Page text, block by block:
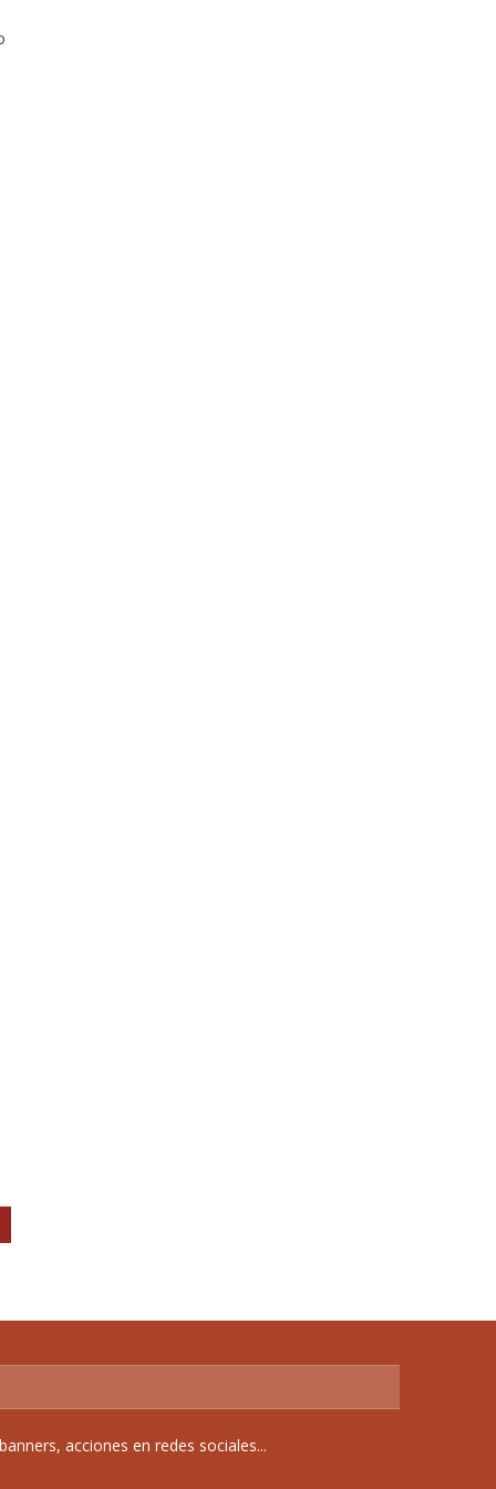
acciones en redes sociales...